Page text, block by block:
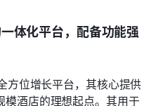
体化平台，配备功能强
方位增长平台，其核心提供
模酒店的理想起点。其用于